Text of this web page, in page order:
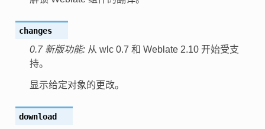
changes
0.7 新版功能: 从 wlc 0.7 和 Weblate 2.10 开始受支
持。
显示给定对象的更改。
download